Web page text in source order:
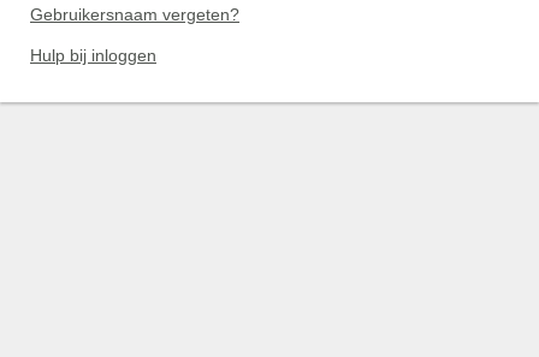
Gebruikersnaam vergeten?
Hulp bij inloggen